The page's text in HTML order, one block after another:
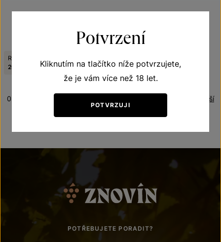
Ročník:
2009
Frizzante
Zrušit filtry
Nejlevnější
0 produktů
POTŘEBUJETE PORADIT?
Potvrzení
Kliknutím na tlačítko níže potvrzujete,
že je vám více než 18 let.
POTVRZUJI